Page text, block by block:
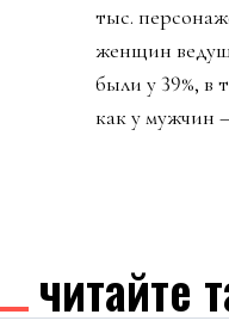
тыс.
женщин
были у 39%, в
как у мужчин
читайте